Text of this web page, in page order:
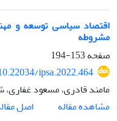
اقتصاد سیاسی توسعه و
مشروطه
صفحه153-194
ipsa.2022.464
مامند قادری، مسعود
مشاهده مقاله
اصل